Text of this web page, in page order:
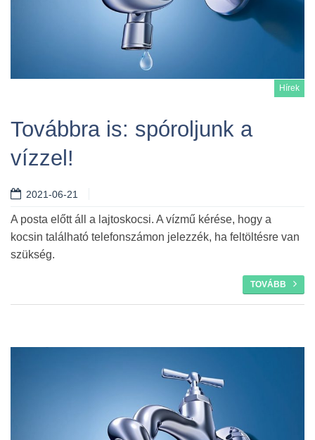
Hírek
Továbbra is: spóroljunk a
vízzel!
2021-06-21
A posta előtt áll a lajtoskocsi. A vízmű kérése, hogy a
kocsin található telefonszámon jelezzék, ha feltöltésre van
szükség.
TOVÁBB